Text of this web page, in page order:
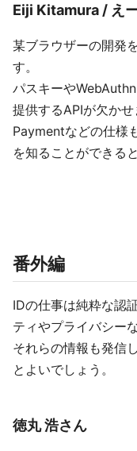
Eiji Kitamura / え
某ブラウザーの開発
す。
パスキーや
提供するAPIが欠か
Paymentなどの仕様
を知ることができる
番外編
IDの仕事は純粋な認
ティやプライバシー
それらの情報も発信
とよいでしょう。
徳丸 浩さん